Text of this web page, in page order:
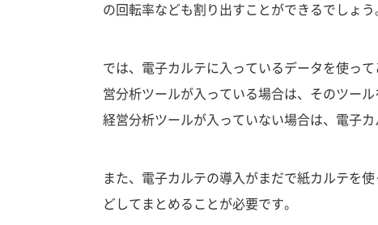
の回転率なども割り出すことができるでしょう
では、電子カルテに入っているデータを使っ
営分析ツールが入っている場合は、そのツー
経営分析ツールが入っていない場合は、電子
また、電子カルテの導入がまだで紙カルテを
どしてまとめることが必要です。